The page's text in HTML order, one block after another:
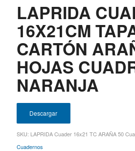
LAPRIDA
16X21CM
CARTÓN
HOJAS
NARANJA
Descargar
SKU: LAPRIDA Cuader 16x21 TC ARAÑA 50
Cuadernos